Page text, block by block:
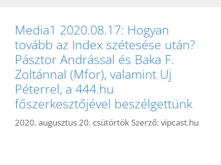
Media1 2020.08.17: Hogyan
tovább az Index szétesése után?
Pásztor Andrással és Baka F.
Zoltánnal (Mfor), valamint Uj
Péterrel, a 444.hu
főszerkesztőjével beszélgettünk
2020. augusztus 20. csütörtök Szerző: vipcast.hu